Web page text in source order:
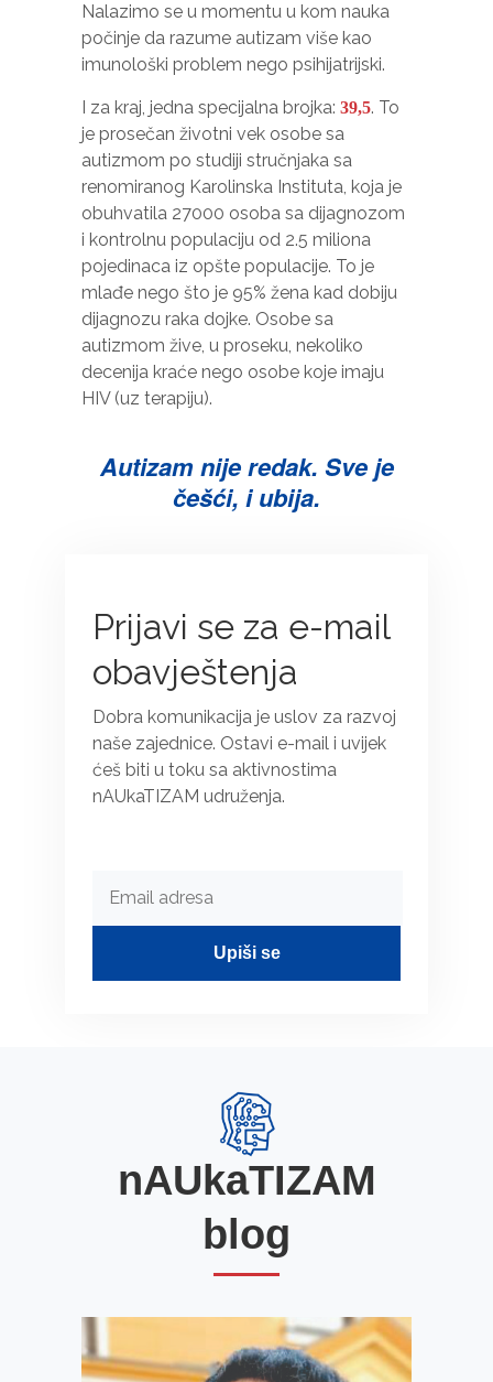
Nalazimo se u momentu u kom nauka
počinje da razume autizam više kao
imunološki problem nego psihijatrijski.
I za kraj, jedna specijalna brojka: 39,5. To
je prosečan životni vek osobe sa
autizmom po studiji stručnjaka sa
renomiranog Karolinska Instituta, koja je
obuhvatila 27000 osoba sa dijagnozom
i kontrolnu populaciju od 2.5 miliona
pojedinaca iz opšte populacije. To je
mlađe nego što je 95% žena kad dobiju
dijagnozu raka dojke. Osobe sa
autizmom žive, u proseku, nekoliko
decenija kraće nego osobe koje imaju
HIV (uz terapiju).
Autizam nije redak. Sve je
češći, i ubija.
Prijavi se za e-mail
obavještenja
Dobra komunikacija je uslov za razvoj
naše zajednice. Ostavi e-mail i uvijek
ćeš biti u toku sa aktivnostima
nAUkaTIZAM udruženja.
nAUkaTIZAM
blog